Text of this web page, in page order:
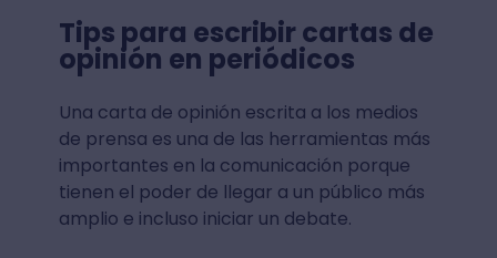
Tips para escribir cartas de
opinión en periódicos
Una carta de opinión escrita a los medios
de prensa es una de las herramientas más
importantes en la comunicación porque
tienen el poder de llegar a un público más
amplio e incluso iniciar un debate.